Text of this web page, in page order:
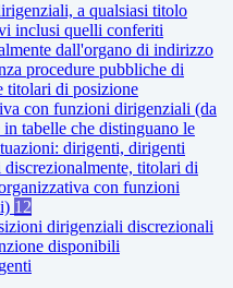
a qualsiasi titolo
inclusi quelli conferiti
dall'organo di indirizzo
procedure pubbliche di
titolari di posizione
con funzioni dirigenziali (da
tabelle che distinguano le
dirigenti, dirigenti
titolari di
con funzioni
12
dirigenziali discrezionali
disponibili